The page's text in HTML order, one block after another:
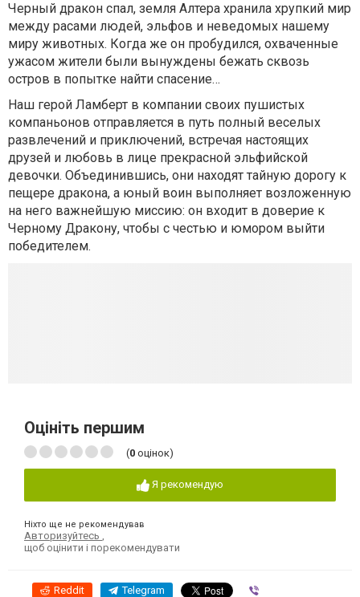
Черный дракон спал, земля Алтера хранила хрупкий мир
между расами людей, эльфов и неведомых нашему
миру животных. Когда же он пробудился, охваченные
ужасом жители были вынуждены бежать сквозь
остров в попытке найти спасение…
Наш герой Ламберт в компании своих пушистых
компаньонов отправляется в путь полный веселых
развлечений и приключений, встречая настоящих
друзей и любовь в лице прекрасной эльфийской
девочки. Объединившись, они находят тайную дорогу к
пещере дракона, а юный воин выполняет возложенную
на него важнейшую миссию: он входит в доверие к
Черному Дракону, чтобы с честью и юмором выйти
победителем.
Оцініть першим
(0 оцінок)
Я рекомендую
Ніхто ще не рекомендував
Авторизуйтесь
щоб оцінити і порекомендувати
Reddit Telegram